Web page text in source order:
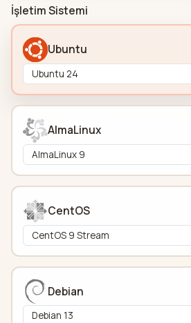
İşletim Sistemi
Ubuntu
AlmaLinux
CentOS
Debian